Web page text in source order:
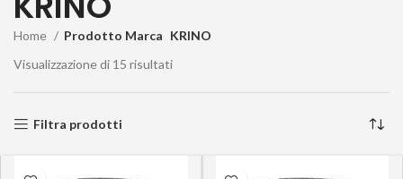
Home Prodotto Marca KRINO
Visualizzazione di 15 risultati
Filtra prodotti